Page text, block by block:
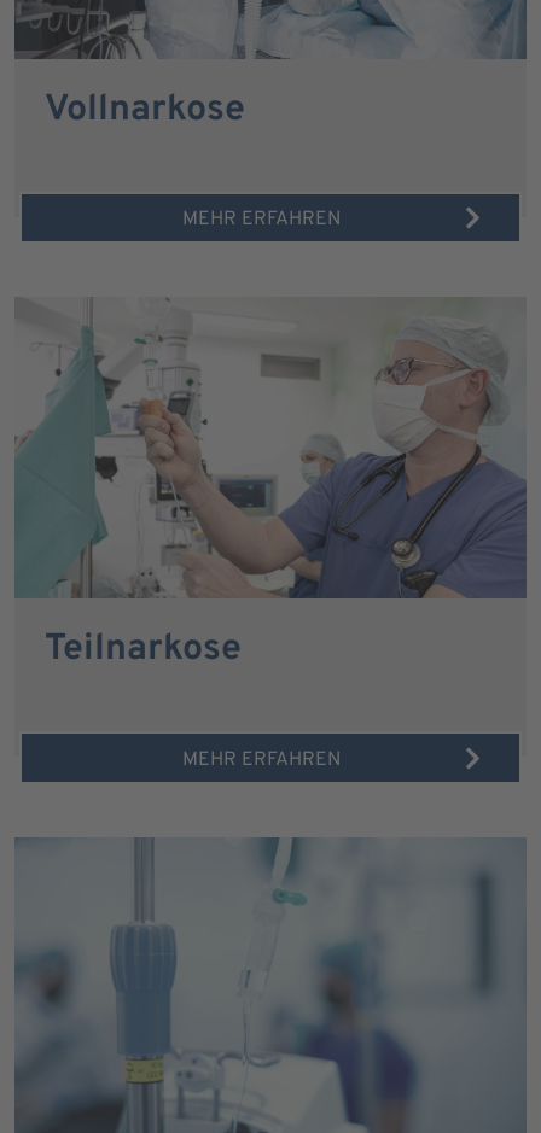
Vollnarkose
MEHR ERFAHREN
Teilnarkose
MEHR ERFAHREN